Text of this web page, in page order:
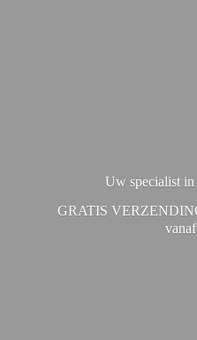
Uw specialist in
GRATIS